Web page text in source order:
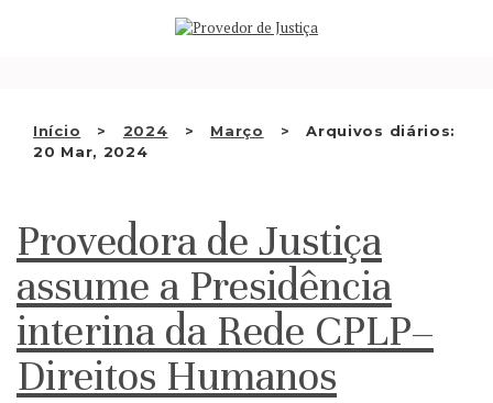
Início 2024 Março
Arquivos diários:
20 Mar, 2024
QUEM SOMOS
RECOMENDAÇÕES E OUTRAS
DECISÕES
APRESENTAR QUEIXA
PT
Provedora de Justiça
assume a Presidência
interina da Rede CPLP–
Direitos Humanos